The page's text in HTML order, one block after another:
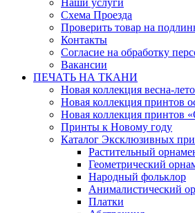
Наши услуги
Схема Проезда
Проверить товар на
Контакты
Согласие на обработку
Вакансии
ПЕЧАТЬ НА ТКАНИ
Новая коллекция весна-
Новая коллекция принтов
Новая коллекция принтов
Принты к Новому году
Каталог Эксклюзивных
Растительный
Геометрический
Народный фольклор
Анималистический
Платки